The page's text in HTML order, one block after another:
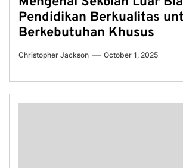
Pendidikan Berkualitas
Berkebutuhan Khusus
Christopher Jackson October 1, 2025